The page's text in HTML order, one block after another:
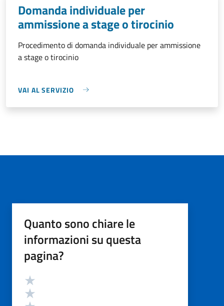
Domanda individuale per
ammissione a stage o tirocinio
Procedimento di domanda individuale per ammissione
a stage o tirocinio
VAI AL SERVIZIO
Quanto sono chiare le
informazioni su questa
pagina?
Valutazione